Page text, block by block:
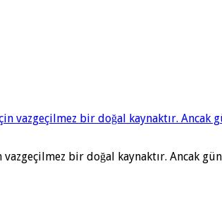
bir doğal kaynaktır. Ancak